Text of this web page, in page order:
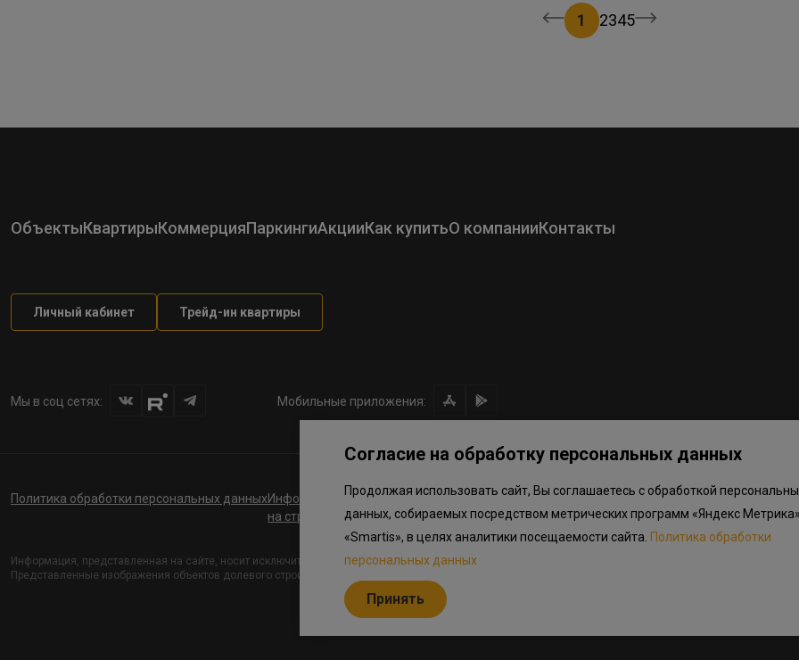
1 2345
ОбъектыКвартирыКоммерцияПаркингиАкцииКак купитьО компанииКонтакты
Личный кабинет Трейд-ин квартиры
Мы в соц сетях: Мобильные приложения:
Политика обработки персональных данныхИнформация о плановом направлении средств
на строительство соц.объектов в Окле
Правила программы лояльности
Информация, представленная на сайте, носит исключительно ознакомительный характер, не является публичной офертой, определяемой
Представленные изображения объектов долевого строительства носят предварительный ознакомительный характер и могут отличаться от
Согласие на обработку персональных данных
Продолжая использовать сайт, Вы соглашаетесь с обработкой
данных, собираемых посредством метрических программ «Яндекс
«Smartis», в целях аналитики посещаемости сайта. Политика обработки
персональных данных
Принять